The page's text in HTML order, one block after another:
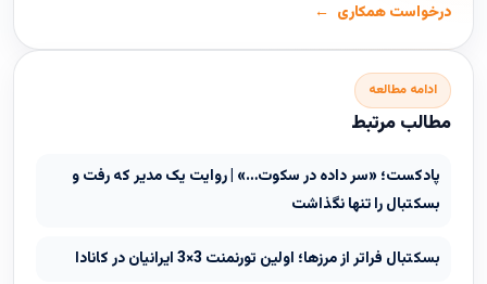
درخواست همکاری
ادامه مطالعه
مطالب مرتبط
پادکست؛ «سر داده در سکوت…» | روایت یک مدیر که رفت و
بسکتبال را تنها نگذاشت
بسکتبال فراتر از مرزها؛ اولین تورنمنت 3×3 ایرانیان در کانادا